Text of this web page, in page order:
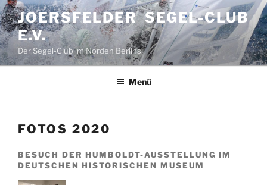
Zum
Inhalt
springen
JOERSFELDER SEGEL-CLUB
E.V.
Der Segel-Club im Norden Berlins
Menü
FOTOS 2020
BESUCH DER HUMBOLDT-AUSSTELLUNG IM
DEUTSCHEN HISTORISCHEN MUSEUM